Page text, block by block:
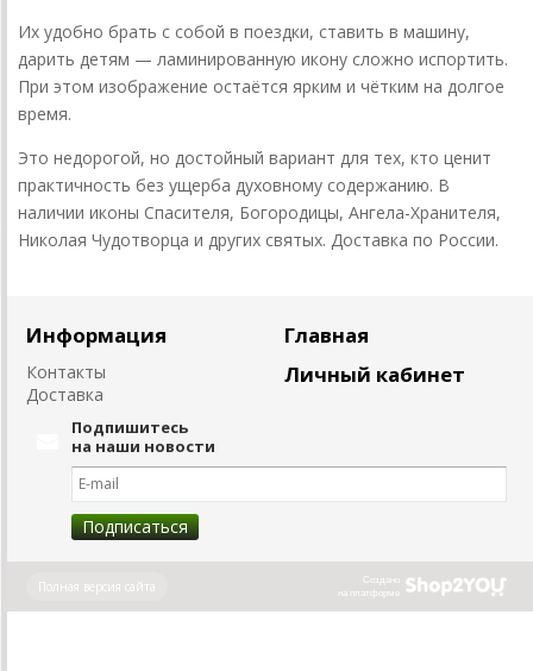
Их удобно брать с собой в поездки, ставить в машину,
дарить детям — ламинированную икону сложно испортить.
При этом изображение остаётся ярким и чётким на долгое
время.
Это недорогой, но достойный вариант для тех, кто ценит
практичность без ущерба духовному содержанию. В
наличии иконы Спасителя, Богородицы, Ангела-Хранителя,
Николая Чудотворца и других святых. Доставка по России.
Информация
Контакты
Доставка
Главная
Личный кабинет
Подпишитесь
на наши новости
Создано
на платформе
Полная версия сайта